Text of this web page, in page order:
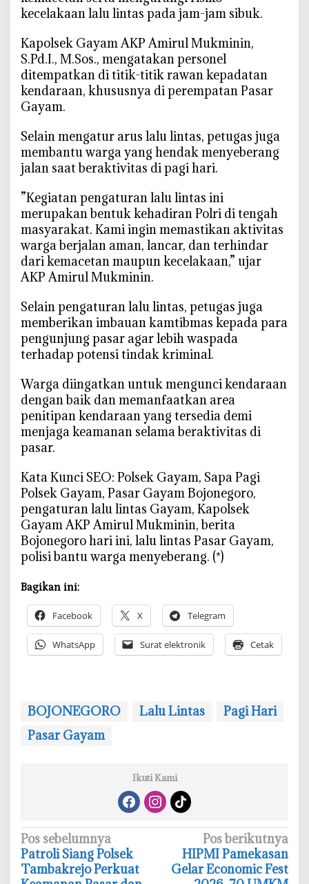
P
s
a
r
G
a
m
,
a
r
g
a
B
o
n
e
g
r
o
M
s
L
e
b
i
h
a
n
d
a
a
kecelakaan lalu lintas pada jam-jam sibuk.
‎Kapolsek Gayam AKP Amirul Mukminin,
S.Pd.I., M.Sos., mengatakan personel
ditempatkan di titik-titik rawan kepadatan
kendaraan, khususnya di perempatan Pasar
Gayam.
‎Selain mengatur arus lalu lintas, petugas juga
membantu warga yang hendak menyeberang
jalan saat beraktivitas di pagi hari.
‎”Kegiatan pengaturan lalu lintas ini
merupakan bentuk kehadiran Polri di tengah
masyarakat. Kami ingin memastikan aktivitas
warga berjalan aman, lancar, dan terhindar
dari kemacetan maupun kecelakaan,” ujar
AKP Amirul Mukminin.
‎Selain pengaturan lalu lintas, petugas juga
memberikan imbauan kamtibmas kepada para
pengunjung pasar agar lebih waspada
terhadap potensi tindak kriminal.
‎Warga diingatkan untuk mengunci kendaraan
dengan baik dan memanfaatkan area
penitipan kendaraan yang tersedia demi
menjaga keamanan selama beraktivitas di
pasar.
‎Kata Kunci SEO: Polsek Gayam, Sapa Pagi
Polsek Gayam, Pasar Gayam Bojonegoro,
pengaturan lalu lintas Gayam, Kapolsek
Gayam AKP Amirul Mukminin, berita
Bojonegoro hari ini, lalu lintas Pasar Gayam,
polisi bantu warga menyeberang. (*)
Bagikan ini:
Facebook X Telegram
WhatsApp Surat elektronik Cetak
BOJONEGORO Lalu Lintas
Pagi Hari
Pasar Gayam
Ikuti Kami
N
a
v
Pos sebelumnya
‎Patroli Siang Polsek
Tambakrejo Perkuat
Pos berikutnya
‎HIPMI Pamekasan
Gelar Economic Fest